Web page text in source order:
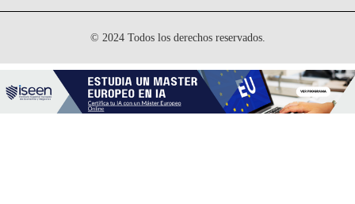
© 2024 Todos los derechos reservados.